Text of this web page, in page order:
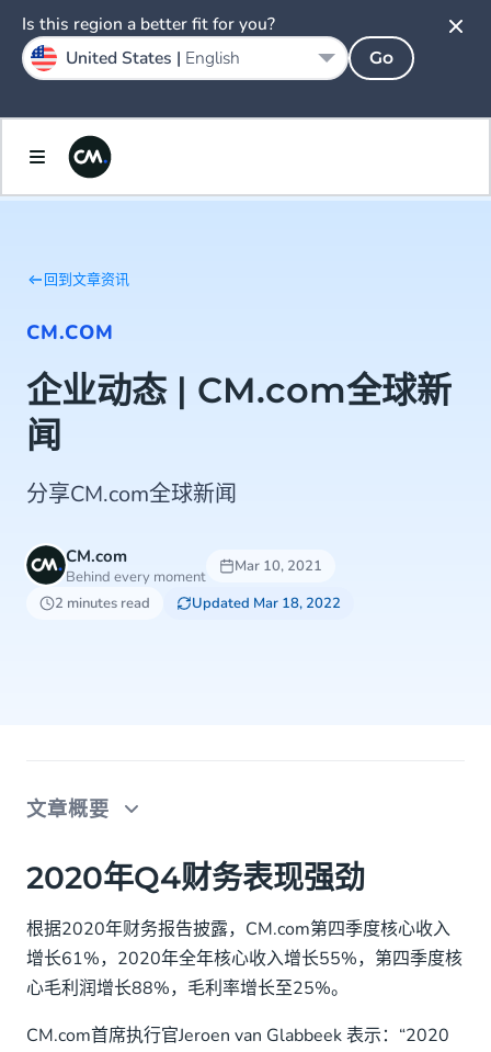
回到文章资讯
CM.COM
企业动态 | CM.com全球新
闻
分享CM.com全球新闻
CM.com
Behind every moment
Mar 10, 2021
2 minutes read
Updated Mar 18, 2022
文章概要
2020年Q4财务表现强劲
CM.com上市一周年敲钟
2020年Q4财务表现强劲
根据2020年财务报告披露，CM.com第四季度核心收入
增长61%，2020年全年核心收入增长55%，第四季度核
心毛利润增长88%，毛利率增长至25%。
CM.com首席执行官Jeroen van Glabbeek 表示：“2020
Is this region a better fit for you?
United States | English Go